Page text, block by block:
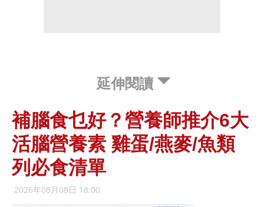
延伸閱讀
補腦食乜好？營養師推介6大
活腦營養素 雞蛋/燕麥/魚類
列必食清單
2026年08月08日 18:00